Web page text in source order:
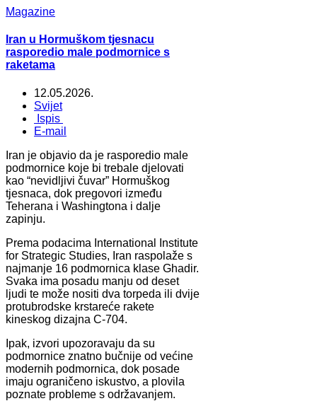
Magazine
Iran u Hormuškom tjesnacu
rasporedio male podmornice s
raketama
12.05.2026.
Svijet
Ispis
E-mail
Iran je objavio da je rasporedio male
podmornice koje bi trebale djelovati
kao “nevidljivi čuvar” Hormuškog
tjesnaca, dok pregovori između
Teherana i Washingtona i dalje
zapinju.
Prema podacima International Institute
for Strategic Studies, Iran raspolaže s
najmanje 16 podmornica klase Ghadir.
Svaka ima posadu manju od deset
ljudi te može nositi dva torpeda ili dvije
protubrodske krstareće rakete
kineskog dizajna C-704.
Ipak, izvori upozoravaju da su
podmornice znatno bučnije od većine
modernih podmornica, dok posade
imaju ograničeno iskustvo, a plovila
poznate probleme s održavanjem.